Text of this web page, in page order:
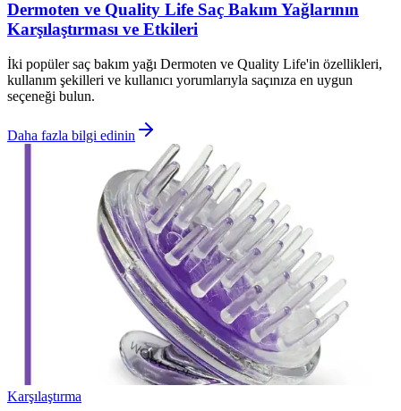
Dermoten ve Quality Life Saç Bakım Yağlarının
Karşılaştırması ve Etkileri
İki popüler saç bakım yağı Dermoten ve Quality Life'in özellikleri,
kullanım şekilleri ve kullanıcı yorumlarıyla saçınıza en uygun
seçeneği bulun.
Daha fazla bilgi edinin
Karşılaştırma